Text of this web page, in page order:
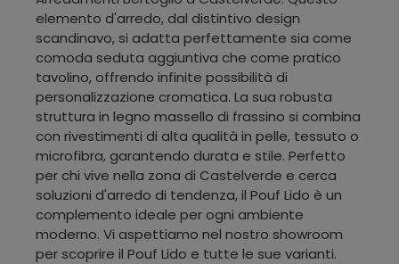
elemento d'arredo, dal distintivo design
scandinavo, si adatta perfettamente sia come
comoda seduta aggiuntiva che come pratico
tavolino, offrendo infinite possibilità di
personalizzazione cromatica. La sua robusta
struttura in legno massello di frassino si combina
con rivestimenti di alta qualità in pelle, tessuto o
microfibra, garantendo durata e stile. Perfetto
per chi vive nella zona di Castelverde e cerca
soluzioni d'arredo di tendenza, il Pouf Lido è un
complemento ideale per ogni ambiente
moderno. Vi aspettiamo nel nostro showroom
per scoprire il Pouf Lido e tutte le sue varianti.